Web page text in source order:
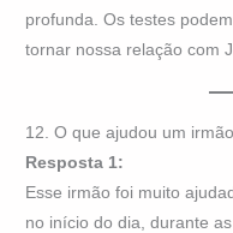
profunda. Os testes
tornar nossa relação com
12. O que ajudou um
Resposta 1:
Esse irmão foi muito
no início do dia, durante